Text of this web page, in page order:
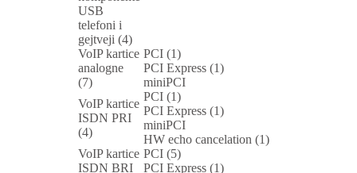
USB
telefoni i
gejtveji (4)
VoIP kartice
analogne
(7)
PCI (1)
PCI Express (1)
miniPCI
VoIP kartice
ISDN PRI
(4)
PCI (1)
PCI Express (1)
miniPCI
HW echo cancelation (1)
VoIP kartice
ISDN BRI
PCI (5)
PCI Express (1)